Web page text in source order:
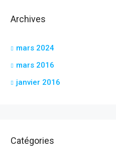
Archives
mars 2024
mars 2016
janvier 2016
Catégories